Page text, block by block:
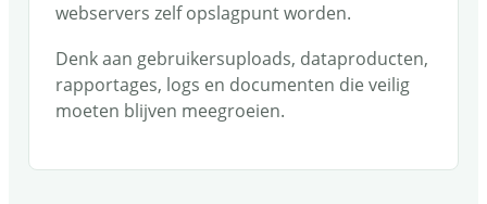
webservers zelf opslagpunt worden.
Denk aan gebruikersuploads, dataproducten,
rapportages, logs en documenten die veilig
moeten blijven meegroeien.